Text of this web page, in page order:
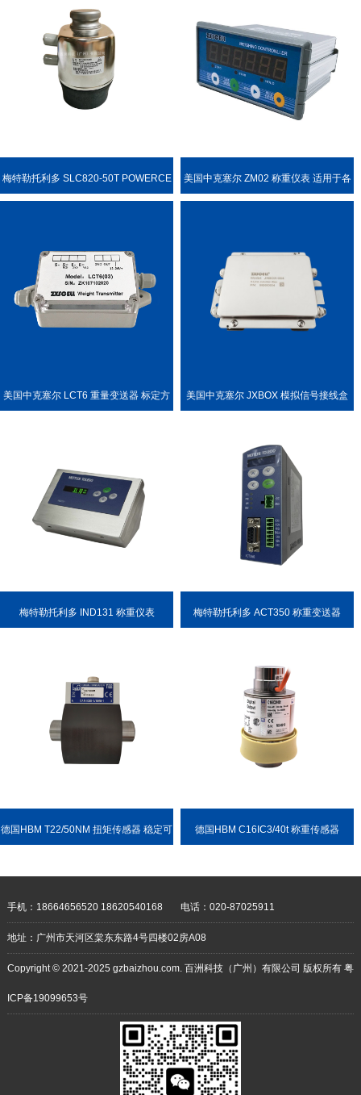
梅特勒托利多 SLC820-50T POWERCE 美国中克塞尔 ZM02 称重仪表 适用于各
美国中克塞尔 LCT6 重量变送器 标定方 美国中克塞尔 JXBOX 模拟信号接线盒
梅特勒托利多 IND131 称重仪表 梅特勒托利多 ACT350 称重变送器
德国HBM T22/50NM 扭矩传感器 稳定可 德国HBM C16IC3/40t 称重传感器
手机：18664656520 18620540168 电话：020-87025911
地址：广州市天河区棠东东路4号四楼02房A08
Copyright © 2021-2025 gzbaizhou.com. 百洲科技（广州）有限公司 版权所有 粤
ICP备19099653号